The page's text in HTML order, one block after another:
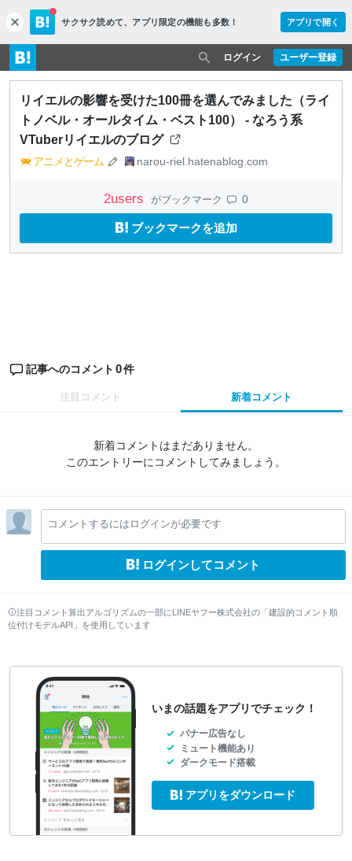
c
l
o
s
e
サクサク読めて、 アプリ限定の機能も多数！ アプリで開く
ユーザー登録
ログイン
リイエルの影響を受けた100冊を選んでみました（ライ
トノベル・オールタイム・ベスト100） - なろう系
VTuberリイエルのブログ
アニメとゲーム narou-riel.hatenablog.com
2users がブックマーク 0
ブックマークを追加
記事へのコメント 0件
注目コメント 新着コメント
新着コメントはまだありません。
このエントリーにコメントしてみましょう。
コメントするにはログインが必要です
ログインしてコメント
注目コメント算出アルゴリズムの一部にLINEヤフー株式会社の「建設的コメント順
位付けモデルAPI」を使用しています
いまの話題をアプリでチェック！
バナー広告なし
ミュート機能あり
ダークモード搭載
アプリをダウンロード